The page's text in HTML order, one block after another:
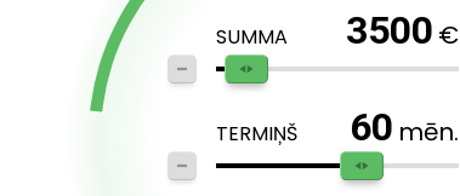
SUMMA 3500 €
TERMIŅŠ 60 mēn.